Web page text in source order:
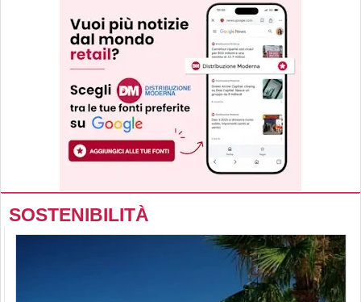
SOSTENIBILITÀ